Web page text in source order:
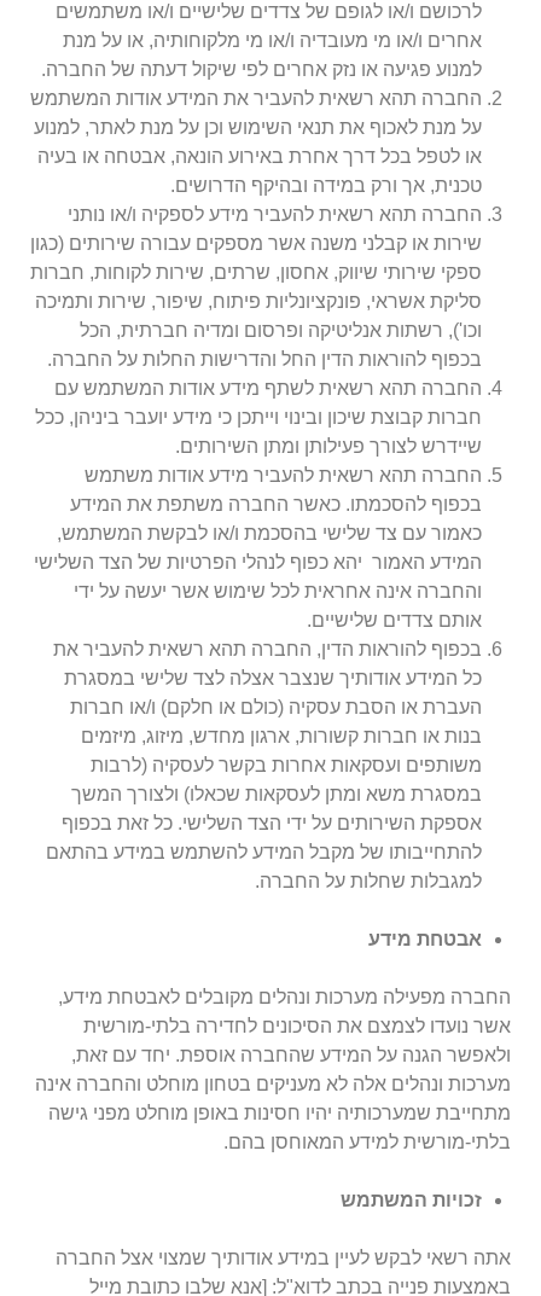
לרכושם ו/או לגופם של צדדים שלישיים ו/או משתמשים
אחרים ו/או מי מעובדיה ו/או מי מלקוחותיה, או על מנת
למנוע פגיעה או נזק אחרים לפי שיקול דעתה של החברה.
החברה תהא רשאית להעביר את המידע אודות המשתמש
על מנת לאכוף את תנאי השימוש וכן על מנת לאתר, למנוע
או לטפל בכל דרך אחרת באירוע הונאה, אבטחה או בעיה
טכנית, אך ורק במידה ובהיקף הדרושים.
החברה תהא רשאית להעביר מידע לספקיה ו/או נותני
שירות או קבלני משנה אשר מספקים עבורה שירותים (כגון
ספקי שירותי שיווק, אחסון, שרתים, שירות לקוחות, חברות
סליקת אשראי, פונקציונליות פיתוח, שיפור, שירות ותמיכה
וכו'), רשתות אנליטיקה ופרסום ומדיה חברתית, הכל
בכפוף להוראות הדין החל והדרישות החלות על החברה.
החברה תהא רשאית לשתף מידע אודות המשתמש עם
חברות קבוצת שיכון ובינוי וייתכן כי מידע יועבר ביניהן, ככל
שיידרש לצורך פעילותן ומתן השירותים.
החברה תהא רשאית להעביר מידע אודות משתמש
בכפוף להסכמתו. כאשר החברה משתפת את המידע
כאמור עם צד שלישי בהסכמת ו/או לבקשת המשתמש,
המידע האמור יהא כפוף לנהלי הפרטיות של הצד השלישי
והחברה אינה אחראית לכל שימוש אשר יעשה על ידי
אותם צדדים שלישיים.
בכפוף להוראות הדין, החברה תהא רשאית להעביר את
כל המידע אודותיך שנצבר אצלה לצד שלישי במסגרת
העברת או הסבת עסקיה (כולם או חלקם) ו/או חברות
בנות או חברות קשורות, ארגון מחדש, מיזוג, מיזמים
משותפים ועסקאות אחרות בקשר לעסקיה (לרבות
במסגרת משא ומתן לעסקאות שכאלו) ולצורך המשך
אספקת השירותים על ידי הצד השלישי. כל זאת בכפוף
להתחייבותו של מקבל המידע להשתמש במידע בהתאם
למגבלות שחלות על החברה.
אבטחת מידע
החברה מפעילה מערכות ונהלים מקובלים לאבטחת מידע,
אשר נועדו לצמצם את הסיכונים לחדירה בלתי-מורשית
ולאפשר הגנה על המידע שהחברה אוספת. יחד עם זאת,
מערכות ונהלים אלה לא מעניקים בטחון מוחלט והחברה אינה
מתחייבת שמערכותיה יהיו חסינות באופן מוחלט מפני גישה
בלתי-מורשית למידע המאוחסן בהם.
זכויות המשתמש
אתה רשאי לבקש לעיין במידע אודותיך שמצוי אצל החברה
באמצעות פנייה בכתב לדוא"ל: [אנא שלבו כתובת מייל